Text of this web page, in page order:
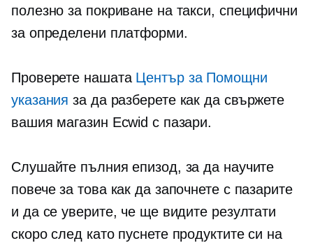
полезно за покриване на такси, специфични
за определени платформи.
Проверете нашата Център за Помощни
указания за да разберете как да свържете
вашия магазин Ecwid с пазари.
Слушайте пълния епизод, за да научите
повече за това как да започнете с пазарите
и да се уверите, че ще видите резултати
скоро след като пуснете продуктите си на